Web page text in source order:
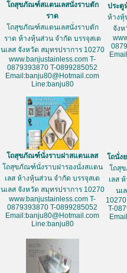
โถสุขภัณฑ์สแตนเลสนั่งราบตัก
ราด
โถสุขภัณฑ์สแตนเลสนั่งราบตัก
ราด ห้างหุ้นส่วน จำกัด บรรจุสเต
นเลส จังหวัด สมุทรปราการ 10270
www.banjustainless.com T-
0879393870 T-0899285052
Email:banju80@Hotmail.com
Line:banju80
ประตู
ห้างหุ้
จังห
โถสุขภัณฑ์นั่งราบฝาสแตนเลส
โถสุขภัณฑ์นั่งราบฝารองนั่งสแตน
เลส ห้างหุ้นส่วน จำกัด บรรจุสเต
นเลส จังหวัด สมุทรปราการ 10270
www.banjustainless.com T-
0879393870 T-0899285052
Email:banju80@Hotmail.com
Line:banju80
โถนั่ง
โถสุ
เลส
นเ
T-